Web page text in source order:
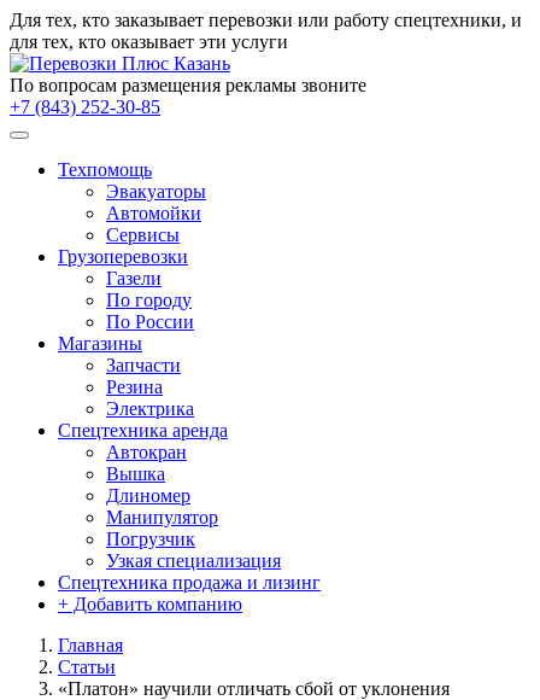
Для тех, кто заказывает перевозки или работу спецтехники, и
для тех, кто оказывает эти услуги
По вопросам размещения рекламы звоните
+7 (843) 252-30-85
Техпомощь
Эвакуаторы
Автомойки
Сервисы
Грузоперевозки
Газели
По городу
По России
Магазины
Запчасти
Резина
Электрика
Спецтехника аренда
Автокран
Вышка
Длиномер
Манипулятор
Погрузчик
Узкая специализация
Спецтехника продажа и лизинг
+ Добавить компанию
Главная
Статьи
«Платон» научили отличать сбой от уклонения